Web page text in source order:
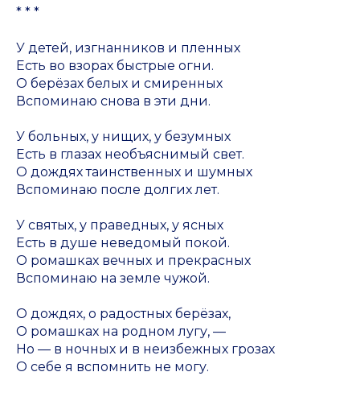
* * *
У детей, изгнанников и пленных
Есть во взорах быстрые огни.
О берёзах белых и смиренных
Вспоминаю снова в эти дни.
У больных, у нищих, у безумных
Есть в глазах необъяснимый свет.
О дождях таинственных и шумных
Вспоминаю после долгих лет.
У святых, у праведных, у ясных
Есть в душе неведомый покой.
О ромашках вечных и прекрасных
Вспоминаю на земле чужой.
О дождях, о радостных берёзах,
О ромашках на родном лугу, —
Но — в ночных и в неизбежных грозах
О себе я вспомнить не могу.